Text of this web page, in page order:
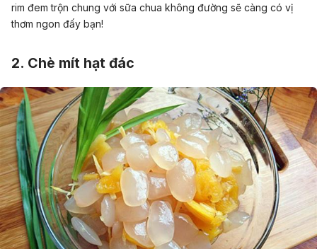
rim đem trộn chung với sữa chua không đường sẽ càng có vị
thơm ngon đấy bạn!
2. Chè mít hạt đác